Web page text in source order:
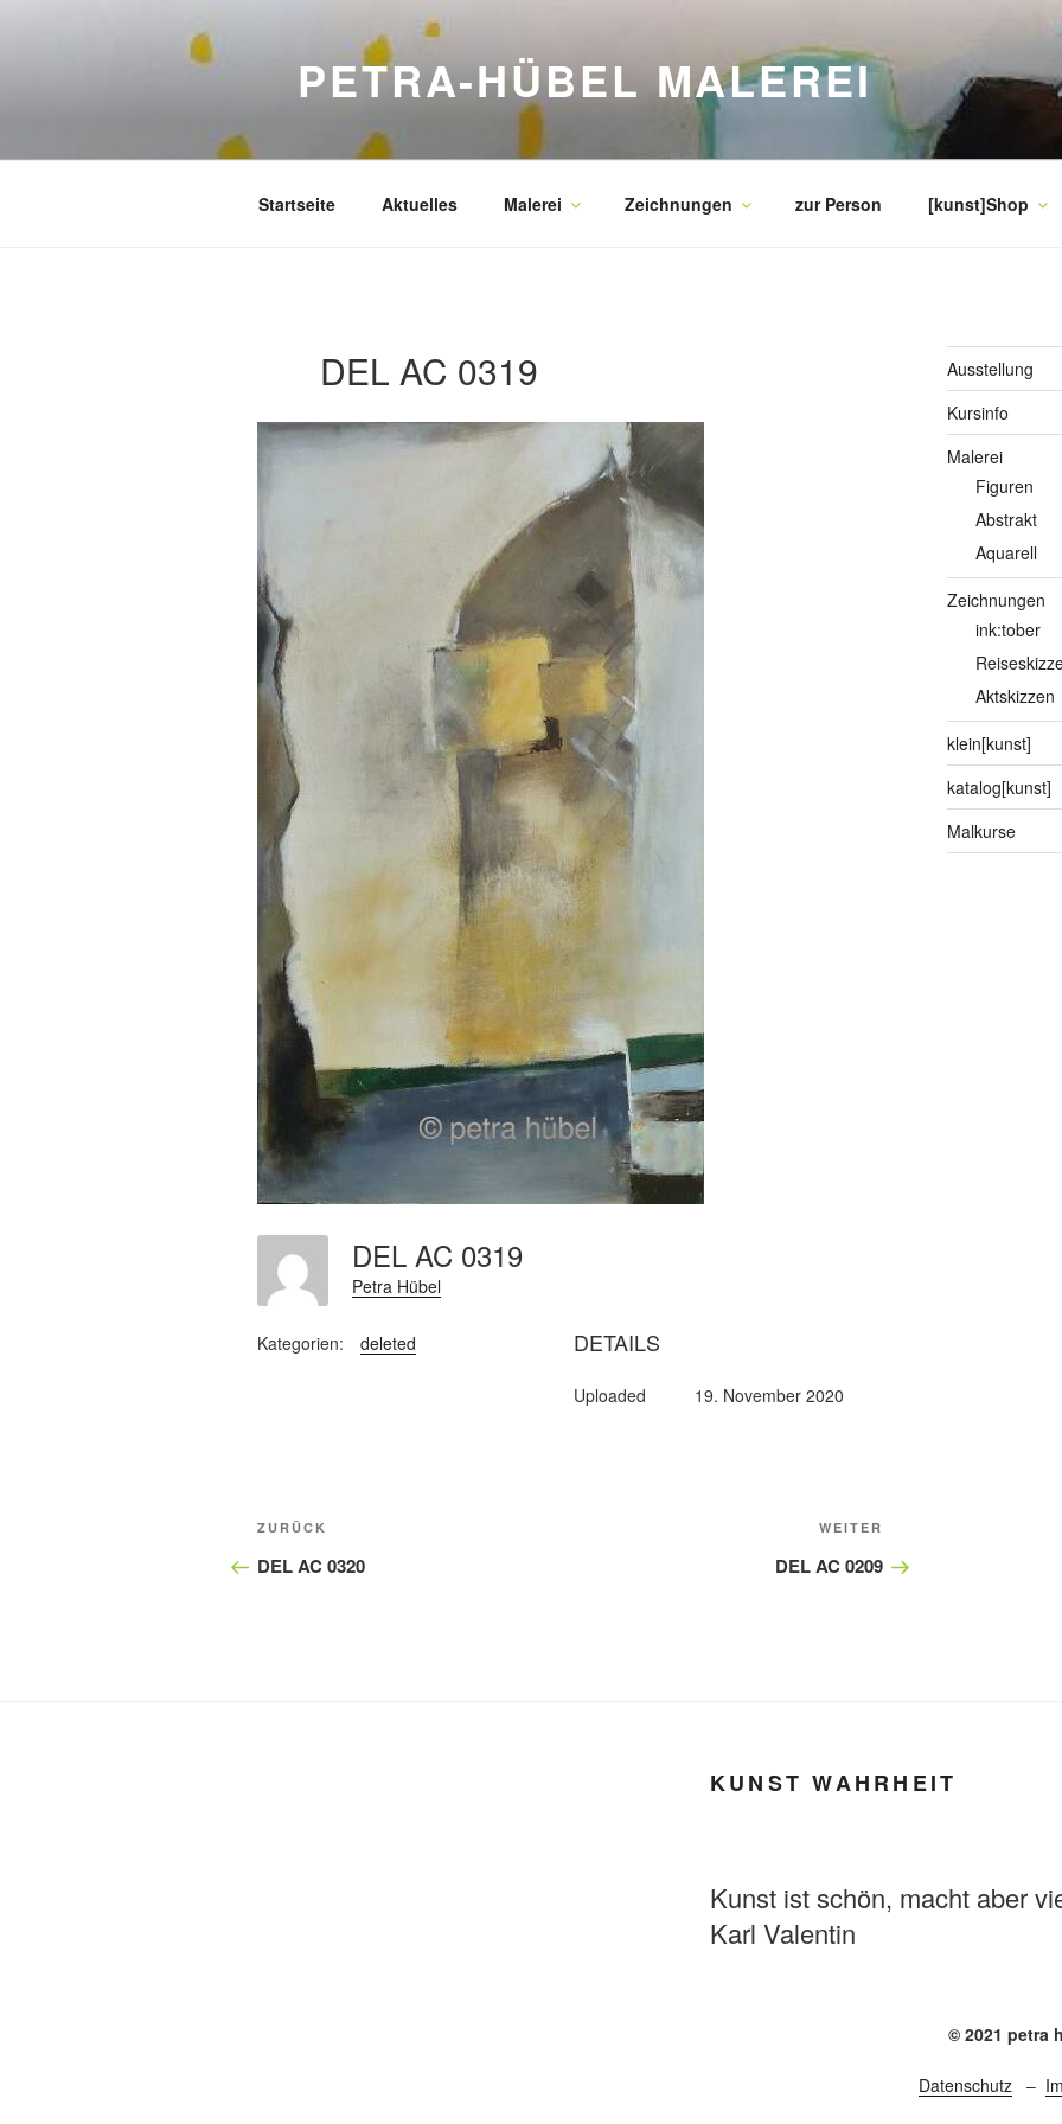
PETRA-HÜBEL MALEREI
Startseite Aktuelles Malerei Zeichnungen zur Person [kunst]Shop
DEL AC 0319
DEL AC 0319
Petra Hübel
Kategorien: deleted DETAILS
Uploaded 19. November 2020
Beitragsnavigation
Vorheriger
Beitrag
ZURÜCK
DEL AC 0320
Beitrag
WEITER
DEL AC 0209
Ausstellung
Kursinfo
Malerei
Figuren
Abstrakt
Aquarell
Zeichnungen
ink:tober
Aktskizzen
klein[kunst]
katalog[kunst]
Malkurse
KUNST WAHRHEIT
Kunst ist schön, macht aber
Karl Valentin
© 2021 petra
Datenschutz –